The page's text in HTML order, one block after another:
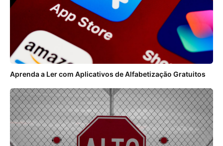
Aprenda a Ler com Aplicativos de Alfabetização Gratuitos